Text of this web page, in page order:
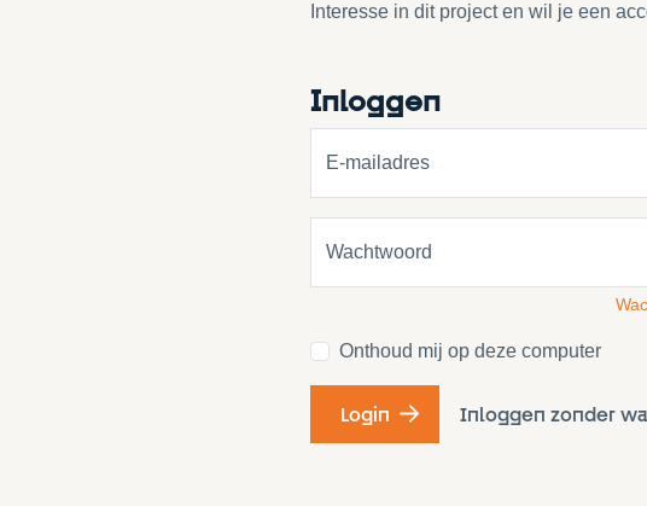
Interesse in dit project en wil je een
Inloggen
E-mailadres
Wachtwoord
Onthoud mij op deze computer
Inloggen zonder